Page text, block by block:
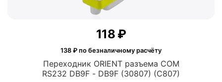
Переходник ORIENT разъема COM
RS232 DB9F - DB9F (30807) (C807)
‍118‍ ₽
138 ₽ по безналичному расчёту